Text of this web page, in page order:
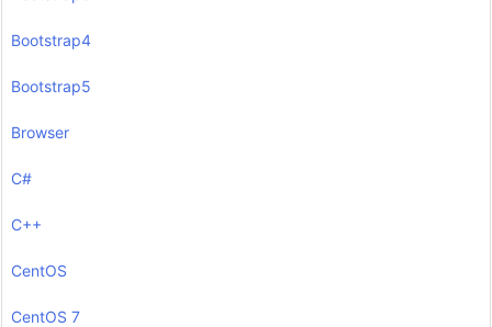
Bootstrap4
Bootstrap5
Browser
C#
C++
CentOS
CentOS 7